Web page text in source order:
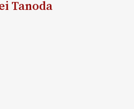
Tanoda